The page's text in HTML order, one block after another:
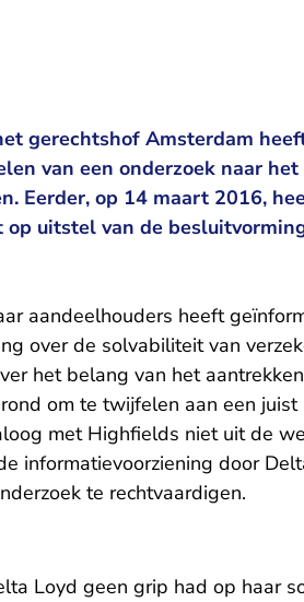
gerechtshof Amsterdam
van een onderzoek naar
Eerder, op 14 maart 2016,
uitstel van de
aandeelhouders heeft
over de solvabiliteit van
het belang van het
om te twijfelen aan een
met Highfields niet uit de
informatievoorziening door
te rechtvaardigen.
Loyd geen grip had op haar